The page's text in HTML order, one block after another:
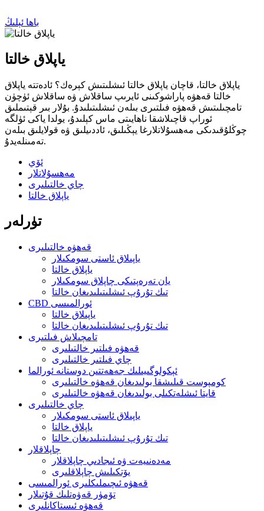
باھا ئېلىڭ
ياپلاق خالتا
ياپلاق خالتا، قاچان ياپلاق خالتا ئىشلىتىش كېرەك؟ ئادەتتە ياپلاق
خالتا قەھۋە پاراشوكىنى ئايرىپ ساقلاش ۋە ساقلاش ئۈچۈن
تامچىلىتىش قەھۋە فىلتىرى بىلەن ئىشلىتىلىدۇ. بۇلار بىر قېتىملىق
ئوراپ قاچىلاشقا ناھايىتى ماس كېلىدۇ، يولدا ياكى ئۈلگە
چوڭلۇقىدىكى مەھسۇلاتلارغا يېڭىلىق، ئاددىيلىق ۋە قولايلىق بىلەن
تەمىنلەيدۇ.
ئۆي
مەھسۇلاتلار
چاي خالتىلىرى
ياپلاق خالتا
تۈرلەر
قەھۋە خالتىلىرى
ياپىلاق ئاستى سومكىلار
ياپلاق خالتا
يان تەرەپتىكى چاپلاق سومكىلار
تىك تۇرۇپ ئىشلىتىلىدىغان خالتا
CBD ئورالمىسى
ياپىلاق خالتا
تىك تۇرۇپ ئىشلىتىلىدىغان خالتا
تامچىلاش فىلتىرى
قەھۋە فىلتىر خالتىلىرى
چاي فىلتىر خالتىلىرى
ئېكولوگىيىلىك جەھەتتىن دوستانە ئورالما
كومپوست قىلىشقا بولىدىغان قەھۋە خالتىلىرى
قايتا ئىشلەتكىلى بولىدىغان قەھۋە خالتىلىرى
چاي خالتىلىرى
ياپىلاق ئاستى سومكىلار
ياپلاق خالتا
تىك تۇرۇپ ئىشلىتىلىدىغان خالتا
چاپلاقلار
مەدەنىيەت ۋە ئىجادىي چاپلاقلار
يۆتكىلىش چاپلاقلىرى
قەھۋە ئىچىملىكلىرى ئورالمىسى
تۆمۈر قەۋەتلىك قۇتىلار
قەھۋە ئىستاكانلىرى